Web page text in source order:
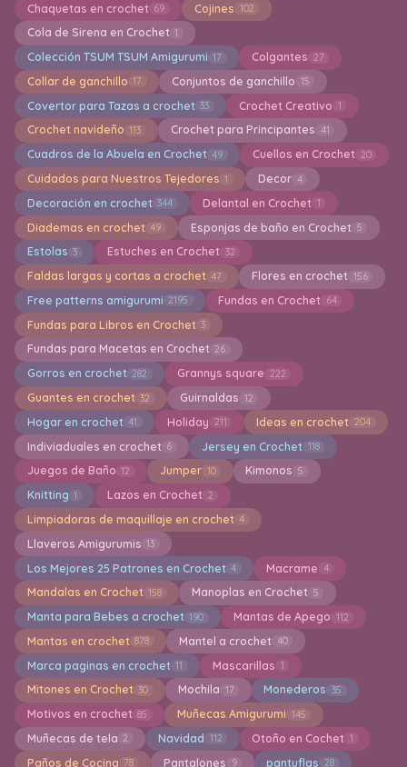
Chaquetas en crochet 69 Cojines 102
Cola de Sirena en Crochet 1
Colección TSUM TSUM Amigurumi 17 Colgantes 27
Collar de ganchillo 17 Conjuntos de ganchillo 15
Covertor para Tazas a crochet 33 Crochet Creativo 1
Crochet navideño 113 Crochet para Principantes 41
Cuadros de la Abuela en Crochet 49 Cuellos en Crochet 20
Cuidados para Nuestros Tejedores 1 Decor 4
Decoración en crochet 344 Delantal en Crochet 1
Diademas en crochet 49 Esponjas de baño en Crochet 5
Estolas 3 Estuches en Crochet 32
Faldas largas y cortas a crochet 47 Flores en crochet 156
Free patterns amigurumi 2195 Fundas en Crochet 64
Fundas para Libros en Crochet 3
Fundas para Macetas en Crochet 26
Gorros en crochet 282 Grannys square 222
Guantes en crochet 32 Guirnaldas 12
Hogar en crochet 41 Holiday 211 Ideas en crochet 204
Indiviaduales en crochet 6 Jersey en Crochet 118
Juegos de Baño 12 Jumper 10 Kimonos 5
Knitting 1 Lazos en Crochet 2
Limpiadoras de maquillaje en crochet 4
Llaveros Amigurumis 13
Los Mejores 25 Patrones en Crochet 4 Macrame 4
Mandalas en Crochet 158 Manoplas en Crochet 5
Manta para Bebes a crochet 190 Mantas de Apego 112
Mantas en crochet 878 Mantel a crochet 40
Marca paginas en crochet 11 Mascarillas 1
Mitones en Crochet 30 Mochila 17 Monederos 35
Motivos en crochet 85 Muñecas Amigurumi 145
Muñecas de tela 2 Navidad 112 Otoño en Cochet 1
Paños de Cocina 78 Pantalones 9 pantuflas 28